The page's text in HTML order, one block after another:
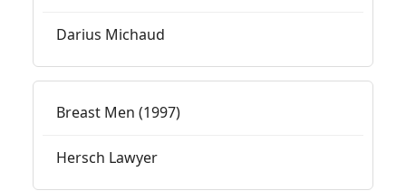
Darius Michaud
Breast Men (1997)
Hersch Lawyer